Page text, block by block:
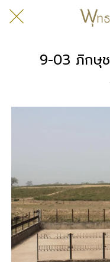
9-03 ภิกษุ